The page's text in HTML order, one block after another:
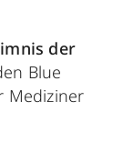
der
Blue
Mediziner